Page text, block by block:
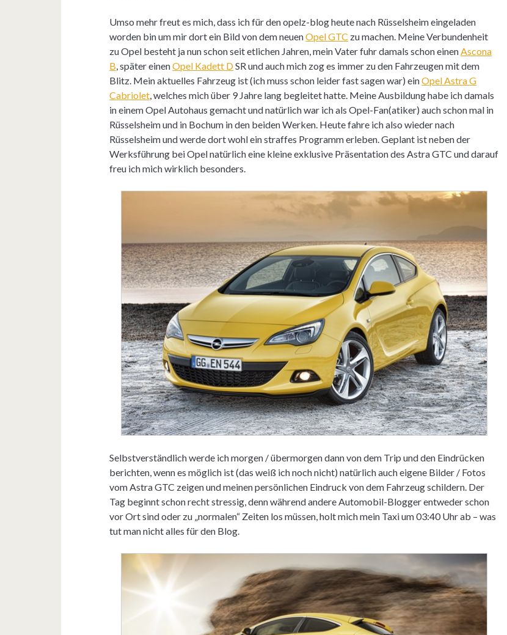
Umso mehr freut es mich, dass ich für den opelz-blog heute nach Rüsselsheim eingeladen
worden bin um mir dort ein Bild von dem neuenOpel GTC zu machen. Meine Verbundenheit
zu Opel besteht ja nun schon seit etlichen Jahren, mein Vater fuhr damals schon einenAscona
B, später einenOpel Kadett DSR und auch mich zog es immer zu den Fahrzeugen mit dem
Blitz. Mein aktuelles Fahrzeug ist (ich muss schon leider fast sagen war) einOpel Astra G
Cabriolet, welches mich über 9 Jahre lang begleitet hatte. Meine Ausbildung habe ich damals
in einem Opel Autohaus gemacht und natürlich war ich als Opel-Fan(atiker) auch schon mal in
Rüsselsheim und in Bochum in den beiden Werken. Heute fahre ich also wieder nach
Rüsselsheim und werde dort wohl ein straffes Programm erleben. Geplant ist neben der
Werksführung bei Opel natürlich eine kleine exklusive Präsentation des Astra GTC und darauf
freu ich mich wirklich besonders.
Selbstverständlich werde ich morgen / übermorgen dann von dem Trip und den Eindrücken
berichten, wenn es möglich ist (das weiß ich noch nicht) natürlich auch eigene Bilder / Fotos
vom Astra GTC zeigen und meinen persönlichen Eindruck von dem Fahrzeug schildern. Der
Tag beginnt schon recht stressig, denn während andere Automobil-Blogger entweder schon
vor Ort sind oder zu „normalen“ Zeiten los müssen, holt mich mein Taxi um 03:40 Uhr ab – was
tut man nicht alles für den Blog.